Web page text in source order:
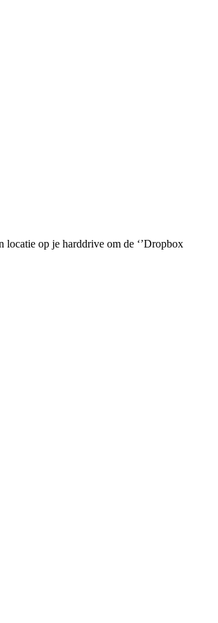
op je harddrive om de ‘’Dropbox